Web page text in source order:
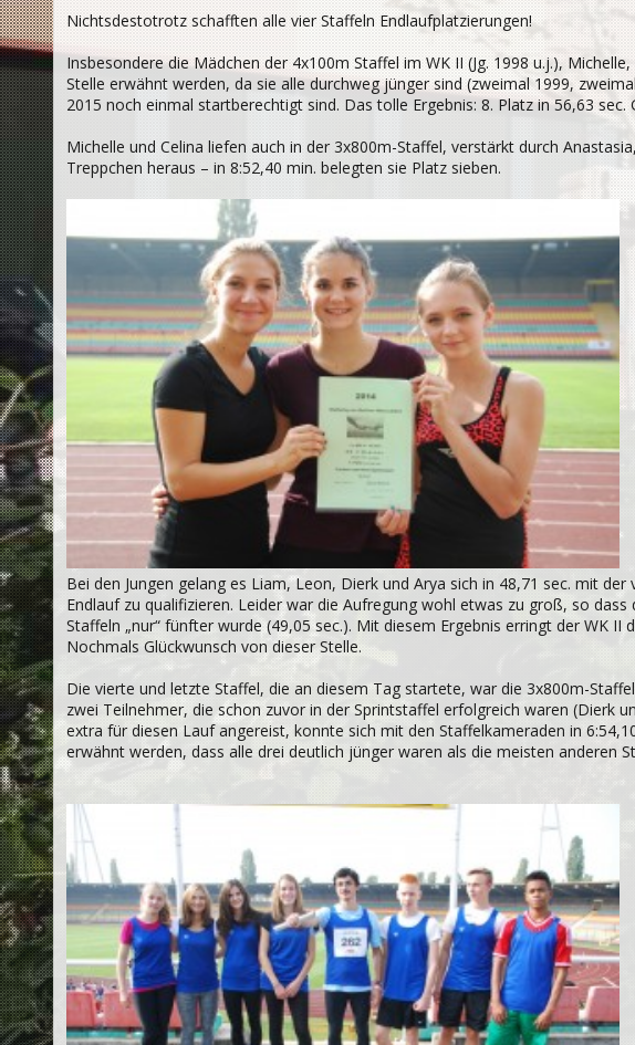
Nichtsdestotrotz schafften alle vier Staffeln Endlaufplatzierungen!
Insbesondere die Mädchen der 4x100m Staffel im WK II (Jg. 1998 u.j.),
Stelle erwähnt werden, da sie alle durchweg jünger sind (zweimal 1999,
2015 noch einmal startberechtigt sind. Das tolle Ergebnis: 8. Platz in 56,63 sec.
Michelle und Celina liefen auch in der 3x800m-Staffel, verstärkt durch
Treppchen heraus – in 8:52,40 min. belegten sie Platz sieben.
Bei den Jungen gelang es Liam, Leon, Dierk und Arya sich in 48,71 sec. mit
Endlauf zu qualifizieren. Leider war die Aufregung wohl etwas zu groß, so
Staffeln „nur“ fünfter wurde (49,05 sec.). Mit diesem Ergebnis erringt der WK II
Nochmals Glückwunsch von dieser Stelle.
Die vierte und letzte Staffel, die an diesem Tag startete, war die 3x800m-
zwei Teilnehmer, die schon zuvor in der Sprintstaffel erfolgreich waren (Dierk
extra für diesen Lauf angereist, konnte sich mit den Staffelkameraden in
erwähnt werden, dass alle drei deutlich jünger waren als die meisten anderen